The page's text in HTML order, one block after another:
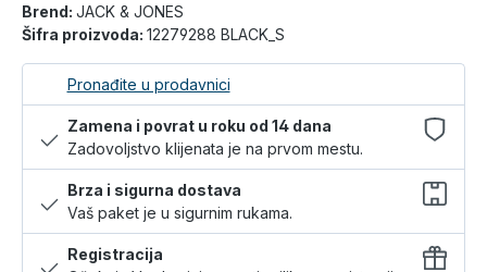
Brend: JACK & JONES
Šifra proizvoda: 12279288 BLACK_S
Pronađite u prodavnici
Zamena i povrat u roku od 14 dana
Zadovoljstvo klijenata je na prvom mestu.
Brza i sigurna dostava
Vaš paket je u sigurnim rukama.
Registracija